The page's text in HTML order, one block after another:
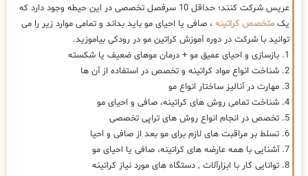
عریس شرکت کنند؛ حداقل 10 سرفصل تخصصی در این حیطه وجود دارد که
یک متخصص کراتینه ، صافی یا احیای مو باید بداند و تمامی موارد زیر را می
توانید با شرکت در دوره آموزش کراتین مو در رودکی بیاموزید.
1. بازسازی و احیای عمیق مو + درمان موهای ضعیف یا شکسته
2. شناخت انواع مواد کراتینه و تخصص در استفاده از آن ها
3. مهارت در آنالیز ساختار انواع مو
4. شناخت تمامی روش های کراتینه، صافی و احیای مو
5. تخصص در انجام انواع روش های تراپی تخصصی
6. تسلط بر مراقبت های لازم برای مو بعد از صافی و احیا
7. آشنایی با همه عارضه های کراتینه، صافی یا احیای مو
8. توانایی کار با ابزارآلات , دستگاه های مورد نیاز کراتینه